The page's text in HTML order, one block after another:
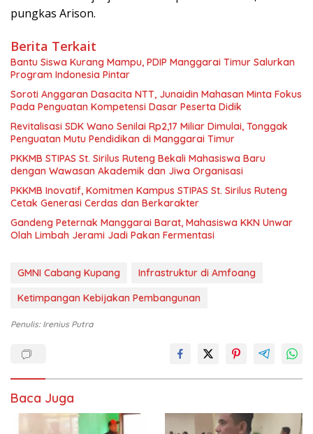
pungkas Arison.
Berita Terkait
Bantu Siswa Kurang Mampu, PDIP Manggarai Timur Salurkan
Program Indonesia Pintar
Soroti Anggaran Dasacita NTT, Junaidin Mahasan Minta Fokus
Pada Penguatan Kompetensi Dasar Peserta Didik
Revitalisasi SDK Wano Senilai Rp2,17 Miliar Dimulai, Tonggak
Penguatan Mutu Pendidikan di Manggarai Timur
PKKMB STIPAS St. Sirilus Ruteng Bekali Mahasiswa Baru
dengan Wawasan Akademik dan Jiwa Organisasi
PKKMB Inovatif, Komitmen Kampus STIPAS St. Sirilus Ruteng
Cetak Generasi Cerdas dan Berkarakter
Gandeng Peternak Manggarai Barat, Mahasiswa KKN Unwar
Olah Limbah Jerami Jadi Pakan Fermentasi
GMNI Cabang Kupang
Infrastruktur di Amfoang
Ketimpangan Kebijakan Pembangunan
Penulis: Irenius Putra
Baca Juga